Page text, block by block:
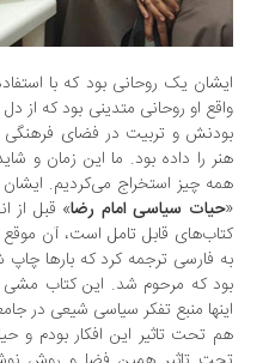
یک روحانی بود که با استفاده از
او روحانی متدینی بود که از دل تاریخ
و تربیت در فضای فرهنگی و
را داده بود. ما این زمان و شاید
‌چیز استخراج می‌کردیم. ایشان یکی از
سیاسی امام رضا» قبل از
قابل تامل است، آن موقع مرحوم
فارسی ترجمه کرد که بارها چاپ شد.
که مرحوم شد. این کتاب مشی سیاسی
منبع تفکر سیاسی شیعی در جامعه ما
تحت تاثیر این افکار بودم و حیات